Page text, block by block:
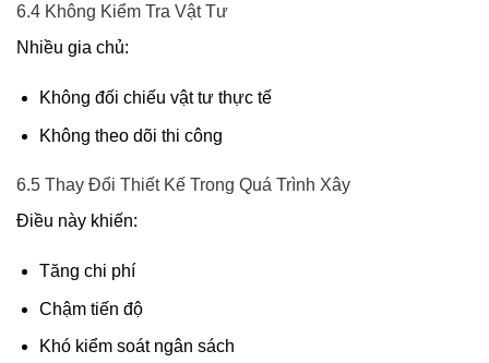
6.4 Không Kiểm Tra Vật Tư
Nhiều gia chủ:
Không đối chiếu vật tư thực tế
Không theo dõi thi công
6.5 Thay Đổi Thiết Kế Trong Quá Trình Xây
Điều này khiến:
Tăng chi phí
Chậm tiến độ
Khó kiểm soát ngân sách